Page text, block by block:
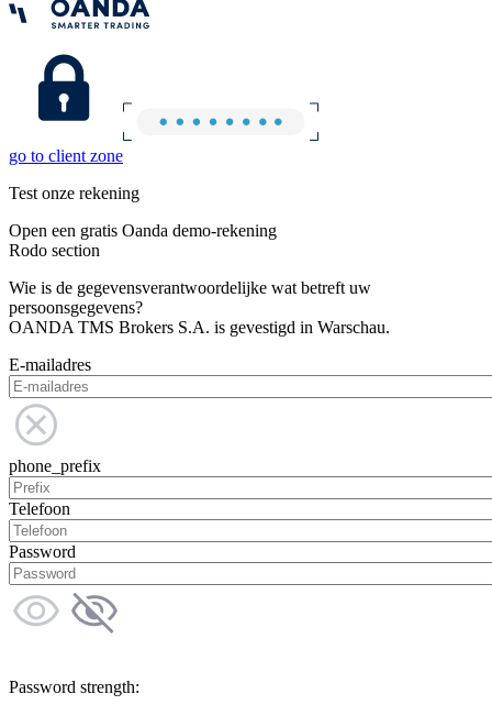
go to client zone
Test onze rekening
Open een gratis Oanda demo-rekening
Rodo section
Wie is de gegevensverantwoordelijke wat betreft uw
persoonsgegevens?
OANDA TMS Brokers S.A. is gevestigd in Warschau.
E-mailadres
phone_prefix
Telefoon
Password
Password strength: